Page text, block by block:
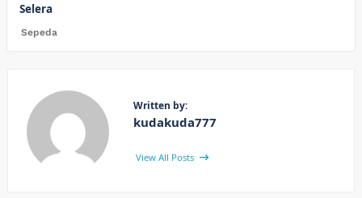
Selera
Sepeda
Written by:
kudakuda777
View All Posts